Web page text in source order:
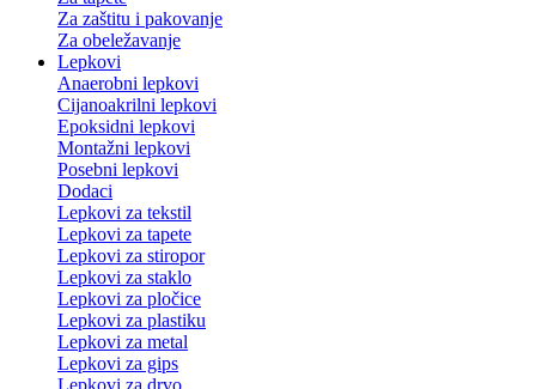
Za zaštitu i pakovanje
Za obeležavanje
Lepkovi
Anaerobni lepkovi
Cijanoakrilni lepkovi
Epoksidni lepkovi
Montažni lepkovi
Posebni lepkovi
Dodaci
Lepkovi za tekstil
Lepkovi za tapete
Lepkovi za stiropor
Lepkovi za staklo
Lepkovi za pločice
Lepkovi za plastiku
Lepkovi za metal
Lepkovi za gips
Lepkovi za drvo